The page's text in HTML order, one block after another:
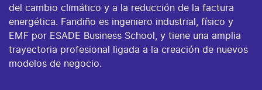
del cambio climático y a la reducción de la factura
energética. Fandiño es ingeniero industrial, físico y
EMF por ESADE Business School, y tiene una amplia
trayectoria profesional ligada a la creación de nuevos
modelos de negocio.